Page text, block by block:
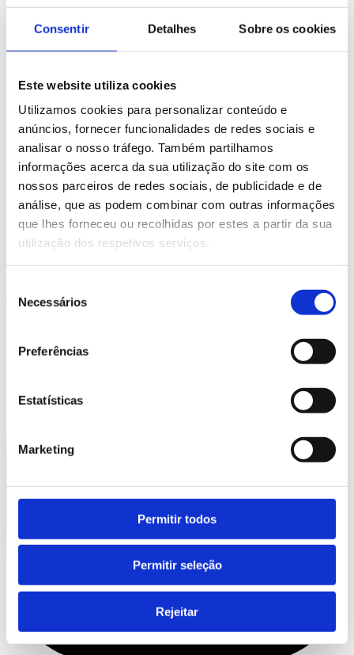
Consentir Detalhes Sobre os cookies
Este website utiliza cookies
Utilizamos cookies para personalizar conteúdo e
anúncios, fornecer funcionalidades de redes sociais e
analisar o nosso tráfego. Também partilhamos
informações acerca da sua utilização do site com os
nossos parceiros de redes sociais, de publicidade e de
análise, que as podem combinar com outras informações
que lhes forneceu ou recolhidas por estes a partir da sua
utilização dos respetivos serviços.
Necessários
Preferências
Estatísticas
Marketing
Permitir todos
Permitir seleção
Rejeitar